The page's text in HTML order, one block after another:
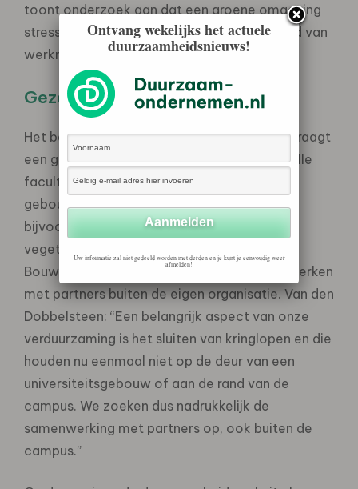
toont onderzoek aan dat een groene omgeving
stress vermindert en de mentale gezondheid van
werknemers en studenten verbetert.”
Gezamenlijke inspanning
Het bereiken van CO2-neutraliteit in 2030 vraagt
een grote betrokkenheid en deelname van alle
faculteiten en diensten, van inkoop tot
gebouwbeheer tot communicatie. Denk
bijvoorbeeld aan de overgang naar het
vegetarische restaurant bij de Faculteit
Bouwkunde. Ook zal TU Delft nauw samenwerken
met partners buiten de eigen organisatie. Van den
Dobbelsteen: “Een belangrijk aspect van onze
verduurzaming is het sluiten van kringlopen en die
houden nu eenmaal niet op de deur van een
universiteitsgebouw of aan de rand van de
campus. We zoeken dus nadrukkelijk de
samenwerking met partners op, ook buiten de
campus.”
Ontvang wekelijks het actuele
duurzaamheidsnieuws!
Uw informatie zal niet gedeeld worden met derden en je kunt je eenvoudig weer
afmelden!